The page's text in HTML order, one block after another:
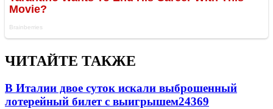
ЧИТАЙТЕ ТАКЖЕ
В Италии двое суток искали выброшенный
лотерейный билет с выигрышем24369